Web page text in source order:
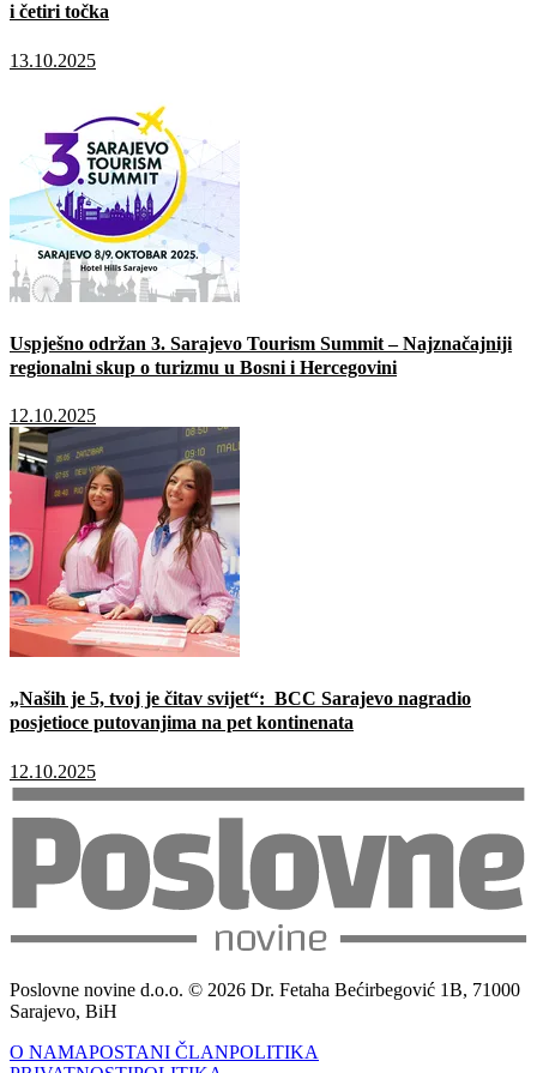
i četiri točka
13.10.2025
Uspješno održan 3. Sarajevo Tourism Summit – Najznačajniji
regionalni skup o turizmu u Bosni i Hercegovini
12.10.2025
„Naših je 5, tvoj je čitav svijet“: BCC Sarajevo nagradio
posjetioce putovanjima na pet kontinenata
12.10.2025
Poslovne novine d.o.o. © 2026 Dr. Fetaha Bećirbegović 1B, 71000
Sarajevo, BiH
O NAMAPOSTANI ČLANPOLITIKA